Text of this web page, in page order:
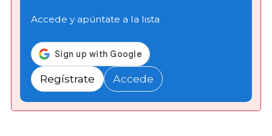
Accede y apúntate a la lista
Regístrate Accede